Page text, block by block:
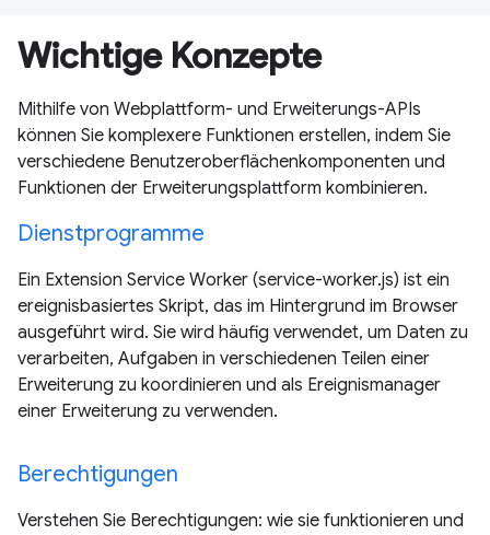
Wichtige Konzepte
Mithilfe von Webplattform- und Erweiterungs-APIs
können Sie komplexere Funktionen erstellen, indem Sie
verschiedene Benutzeroberflächenkomponenten und
Funktionen der Erweiterungsplattform kombinieren.
Dienstprogramme
Ein Extension Service Worker (service-worker.js) ist ein
ereignisbasiertes Skript, das im Hintergrund im Browser
ausgeführt wird. Sie wird häufig verwendet, um Daten zu
verarbeiten, Aufgaben in verschiedenen Teilen einer
Erweiterung zu koordinieren und als Ereignismanager
einer Erweiterung zu verwenden.
Berechtigungen
Verstehen Sie Berechtigungen: wie sie funktionieren und